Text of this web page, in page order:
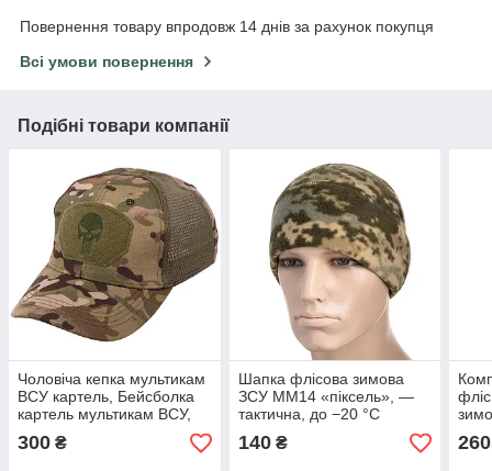
Повернення товару впродовж 14 днів за рахунок покупця
Всі умови повернення
Подібні товари компанії
Чоловіча кепка мультикам
ВСУ картель, Бейсболка
картель мультикам ВСУ,
Військова кашарка
мультикам ВСУ камуфляж
300 ₴
Шапка флісова зимова
ЗСУ MM14 «піксель», —
тактична, до −20 °C
140₴ 260